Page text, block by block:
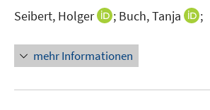
ö
f
e
Seibert, Holger
I
n
e
; Buch, Tanja
I;
mehr Informationen